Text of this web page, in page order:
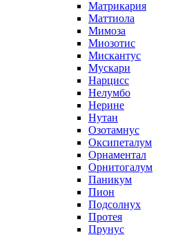
Матрикария
Маттиола
Мимоза
Миозотис
Мискантус
Мускари
Нарцисс
Нелумбо
Нерине
Нутан
Озотамнус
Оксипеталум
Орнаментал
Орнитогалум
Паникум
Пион
Подсолнух
Протея
Прунус